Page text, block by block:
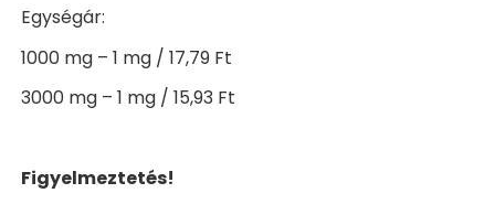
Egységár:
1000 mg – 1 mg / 17,79 Ft
3000 mg – 1 mg / 15,93 Ft
Figyelmeztetés!